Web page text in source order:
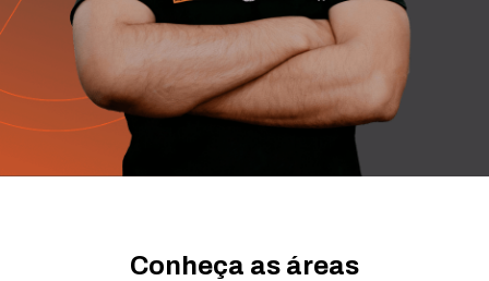
Conheça as áreas